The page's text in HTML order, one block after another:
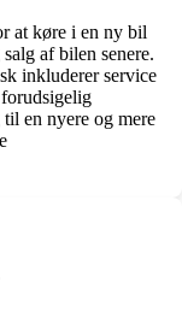
at køre i en ny bil
af bilen senere.
inkluderer service
en nyere og mere